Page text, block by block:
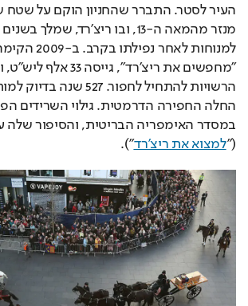
למצוא את ריצ'רד").